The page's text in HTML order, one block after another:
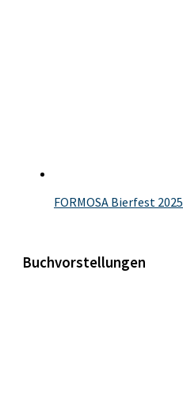
FORMOSA Bierfest 2025
Buchvorstellungen